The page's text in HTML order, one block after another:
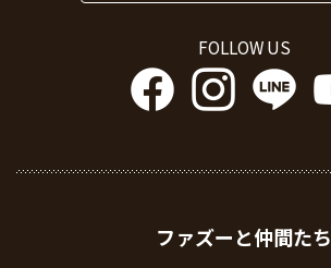
FOLLOW US
ファズーと仲間たち